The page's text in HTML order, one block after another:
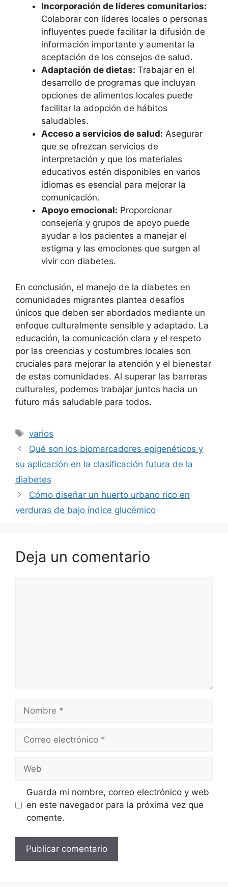
Incorporación de líderes comunitarios:
Colaborar con líderes locales o personas
influyentes puede facilitar la difusión de
información importante y aumentar la
aceptación de los consejos de salud.
Adaptación de dietas: Trabajar en el
desarrollo de programas que incluyan
opciones de alimentos locales puede
facilitar la adopción de hábitos
saludables.
Acceso a servicios de salud: Asegurar
que se ofrezcan servicios de
interpretación y que los materiales
educativos estén disponibles en varios
idiomas es esencial para mejorar la
comunicación.
Apoyo emocional: Proporcionar
consejería y grupos de apoyo puede
ayudar a los pacientes a manejar el
estigma y las emociones que surgen al
vivir con diabetes.
En conclusión, el manejo de la diabetes en
comunidades migrantes plantea desafíos
únicos que deben ser abordados mediante un
enfoque culturalmente sensible y adaptado. La
educación, la comunicación clara y el respeto
por las creencias y costumbres locales son
cruciales para mejorar la atención y el bienestar
de estas comunidades. Al superar las barreras
culturales, podemos trabajar juntos hacia un
futuro más saludable para todos.
Etiquetas
varios
Qué son los biomarcadores epigenéticos y
su aplicación en la clasificación futura de la
diabetes
Cómo diseñar un huerto urbano rico en
verduras de bajo índice glucémico
Deja un comentario
electrónico
Guarda mi nombre, correo electrónico y web
en este navegador para la próxima vez que
comente.